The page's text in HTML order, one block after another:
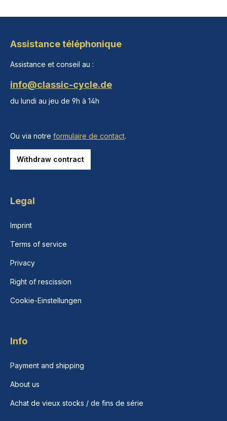
Assistance téléphonique
Assistance et conseil au :
info@classic-cycle.de
du lundi au jeu de 9h à 14h
Ou via notre formulaire de contact.
Withdraw contract
Legal
Imprint
Terms of service
Privacy
Right of rescission
Cookie-Einstellungen
Info
Payment and shipping
About us
Achat de vieux stocks / de fins de série